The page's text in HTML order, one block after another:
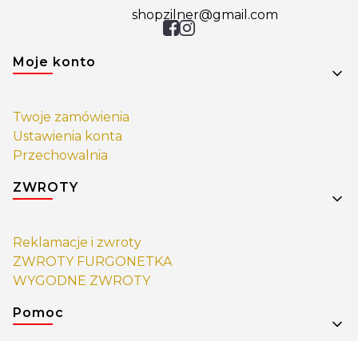
shopzilner@gmail.com
Linki w stopce
Moje konto
Twoje zamówienia
Ustawienia konta
Przechowalnia
ZWROTY
Reklamacje i zwroty
ZWROTY FURGONETKA
WYGODNE ZWROTY
Pomoc